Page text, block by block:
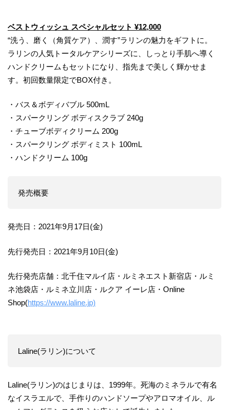
ベストウィッシュ スペシャルセット ¥12,000
“洗う、磨く（角質ケア）、潤す”ラリンの魅力をギフトに。
ラリンの人気トータルケアシリーズに、しっとり手肌へ導く
ハンドクリームもセットになり、指先まで美しく輝かせま
す。初回数量限定でBOX付き。
・バス＆ボディバブル 500mL
・スパークリング ボディスクラブ 240g
・チューブボディクリーム 200g
・スパークリング ボディミスト 100mL
・ハンドクリーム 100g
発売概要
発売日：2021年9月17日(金)
先行発売日：2021年9月10日(金)
先行発売店舗：北千住マルイ店・ルミネエスト新宿店・ルミ
ネ池袋店・ルミネ立川店・ルクア イーレ店・Online
Shop(https://www.laline.jp)
Laline(ラリン)について
Laline(ラリン)のはじまりは、1999年。死海のミネラルで有名
なイスラエルで、手作りのハンドソープやアロマオイル、ル